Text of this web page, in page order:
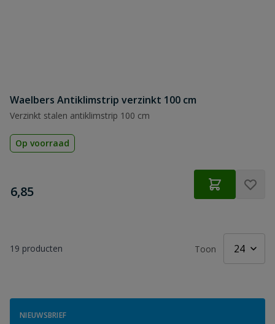
Waelbers Antiklimstrip verzinkt 100 cm
Verzinkt stalen antiklimstrip 100 cm
Op voorraad
€
6,85
19 producten Toon
NIEUWSBRIEF